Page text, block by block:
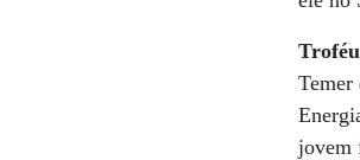
Temer
jovem